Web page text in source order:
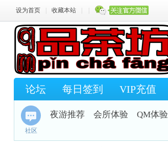
设为首页 收藏本站
论坛 每日签到 VIP充值
社区
夜游推荐 会所体验 QM体验